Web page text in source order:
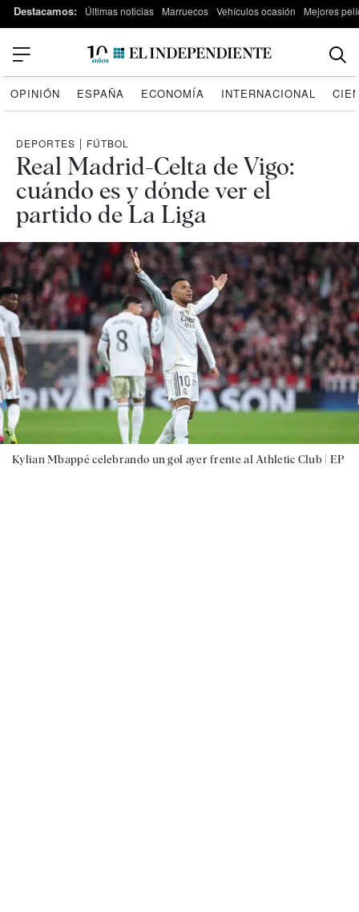
Destacamos: Últimas noticias Marruecos Vehículos ocasión Mejores
OPINIÓN ESPAÑA ECONOMÍA INTERNACIONAL
DEPORTES | FÚTBOL
Real Madrid-Celta de Vigo:
cuándo es y dónde ver el
partido de La Liga
Kylian Mbappé celebrando un gol ayer frente al Athletic Club | EP